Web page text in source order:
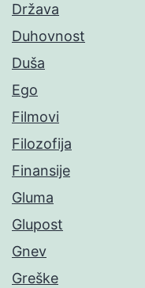
Država
Duhovnost
Duša
Ego
Filmovi
Filozofija
Finansije
Gluma
Glupost
Gnev
Greške